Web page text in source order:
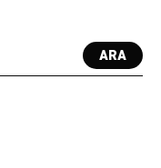
ARA